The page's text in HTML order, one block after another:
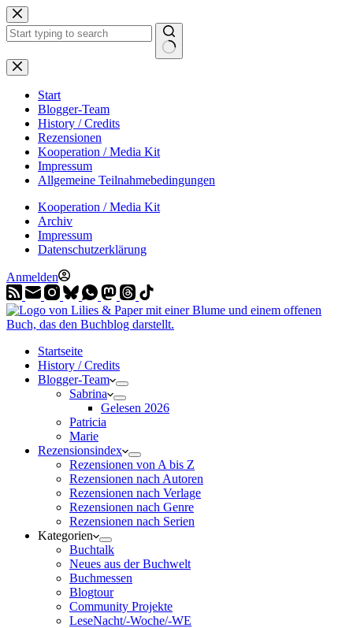
Zum
Inhalt
springen
Start
Blogger-Team
History / Credits
Rezensionen
Kooperation / Media Kit
Impressum
Allgemeine Teilnahmebedingungen
Kooperation / Media Kit
Archiv
Impressum
Datenschutzerklärung
Anmelden
Startseite
History / Credits
Blogger-Team
Sabrina
Gelesen 2026
Patricia
Marie
Rezensionsindex
Rezensionen von A bis Z
Rezensionen nach Autoren
Rezensionen nach Verlage
Rezensionen nach Genre
Rezensionen nach Serien
Kategorien
Buchtalk
Neues aus der Buchwelt
Buchmessen
Blogtour
Community Projekte
LeseNacht/-Woche/-WE